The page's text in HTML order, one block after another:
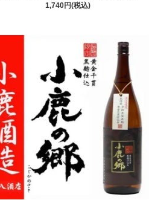
1,740円(税込)